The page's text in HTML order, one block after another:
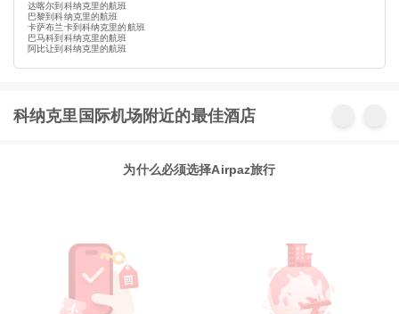
达喀尔到科纳克里的航班
巴黎到科纳克里的航班
卡萨布兰卡到科纳克里的航班
巴马科到科纳克里的航班
阿比让到科纳克里的航班
科纳克里国际机场附近的最佳酒店
为什么必须选择Airpaz旅行